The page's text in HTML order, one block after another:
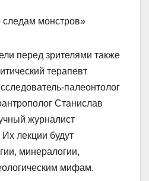
монстров»
перед зрителями также
терапевт
палеонтолог
Станислав
журналист
лекции будут
минералогии,
мифам.